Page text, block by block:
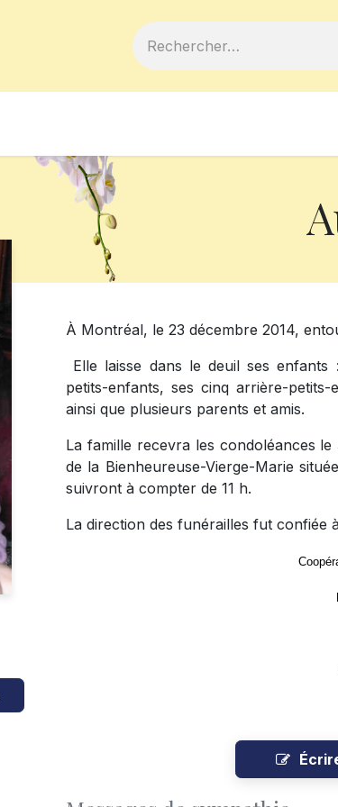
À Montréal, le 23 décembre 2014,
Elle laisse dans le deuil ses
petits-enfants, ses cinq arrière-
ainsi que plusieurs parents et amis.
La famille recevra les condoléances le
de la Bienheureuse-Vierge-Marie
suivront à compter de 11 h.
La direction des funérailles fut confiée